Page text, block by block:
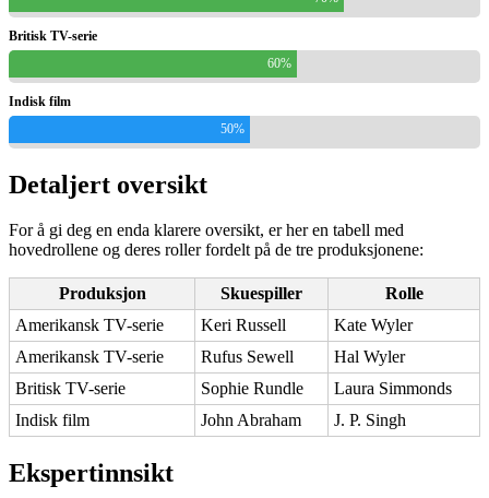
Britisk TV-serie
60%
Indisk film
50%
Detaljert oversikt
For å gi deg en enda klarere oversikt, er her en tabell med
hovedrollene og deres roller fordelt på de tre produksjonene:
Produksjon Skuespiller
Rolle
Amerikansk TV-serie
Keri Russell
Kate Wyler
Amerikansk TV-serie
Rufus Sewell
Hal Wyler
Britisk TV-serie
Sophie Rundle
Laura Simmonds
Indisk film
John Abraham J. P. Singh
Ekspertinnsikt